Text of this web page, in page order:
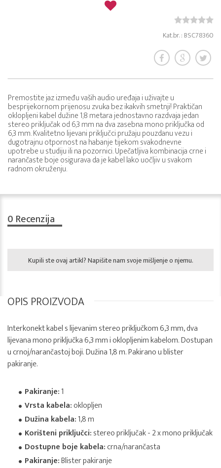
Kat.br. : BSC78360
Premostite jaz između vaših audio uređaja i uživajte u
besprijekornom prijenosu zvuka bez ikakvih smetnji! Praktičan
oklopljeni kabel dužine 1,8 metara jednostavno razdvaja jedan
stereo priključak od 6,3 mm na dva zasebna mono priključka od
6,3 mm. Kvalitetno lijevani priključci pružaju pouzdanu vezu i
dugotrajnu otpornost na habanje tijekom svakodnevne
upotrebe u studiju ili na pozornici. Upečatljiva kombinacija crne i
narančaste boje osigurava da je kabel lako uočljiv u svakom
radnom okruženju.
0 Recenzija
Kupili ste ovaj artikl? Napišite nam svoje mišljenje o njemu.
OPIS PROIZVODA
Interkonekt kabel s lijevanim stereo priključkom 6,3 mm, dva
lijevana mono priključka 6,3 mm i oklopljenim kabelom. Dostupan
u crnoj/narančastoj boji. Dužina 1,8 m. Pakirano u blister
pakiranje.
Pakiranje:1
Vrsta kabela:oklopljen
Dužina kabela:1,8 m
Korišteni priključci:stereo priključak - 2 x mono priključak
Dostupne boje kabela:crna/narančasta
Pakiranje:Blister pakiranje